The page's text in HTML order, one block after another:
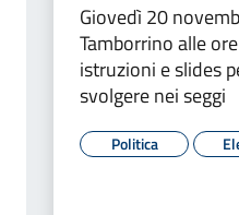
Giovedì 20
Tamborrino alle
istruzioni e slides
svolgere nei seggi
Politica